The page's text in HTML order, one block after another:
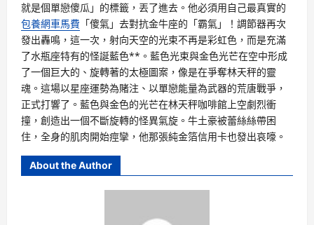
就是個單戀傻瓜」的標籤，丟了進去。他必須用自己最真實的
包養網車馬費 「傻氣」去對抗金牛座的「霸氣」！調節器再次
發出轟鳴，這一次，射向天空的光束不再是彩虹色，而是充滿
了水瓶座特有的怪誕藍色**。藍色光束與金色光芒在空中形成
了一個巨大的、旋轉著的太極圖案，像是在爭奪林天秤的靈
魂。這場以星座運勢為賭注、以單戀能量為武器的荒唐戰爭，
正式打響了。藍色與金色的光芒在林天秤咖啡館上空劇烈衝
撞，創造出一個不斷旋轉的怪異氣旋。牛土豪被蕾絲絲帶困
住，全身的肌肉開始痙攣，他那張純金箔信用卡也發出哀嚎。
About the Author